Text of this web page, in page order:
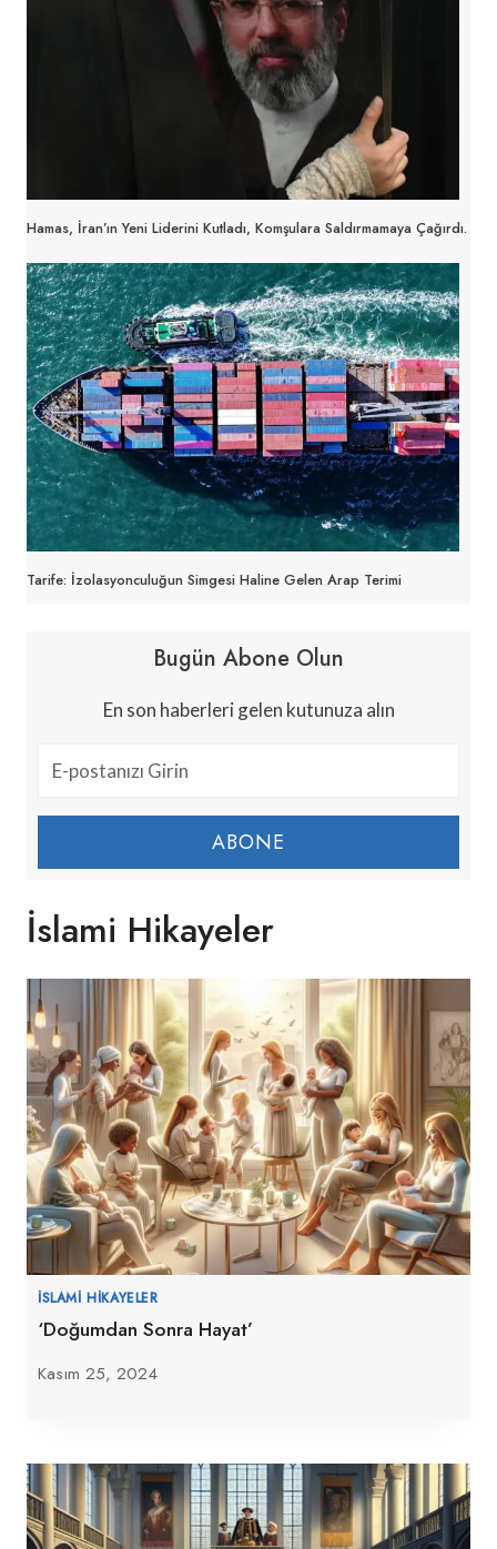
Hamas, İran’ın Yeni Liderini Kutladı, Komşulara Saldırmamaya Çağırdı.
Tarife: İzolasyonculuğun Simgesi Haline Gelen Arap Terimi
Bugün Abone Olun
En son haberleri gelen kutunuza alın
ABONE
İslami Hikayeler
İSLAMI HIKAYELER
‘Doğumdan Sonra Hayat’
Kasım 25, 2024